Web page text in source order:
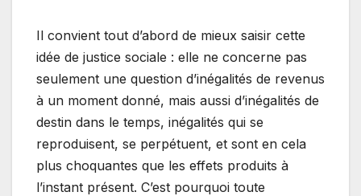
Il convient tout d’abord de mieux saisir cette
idée de justice sociale : elle ne concerne pas
seulement une question d’inégalités de revenus
à un moment donné, mais aussi d’inégalités de
destin dans le temps, inégalités qui se
reproduisent, se perpétuent, et sont en cela
plus choquantes que les effets produits à
l’instant présent. C’est pourquoi toute